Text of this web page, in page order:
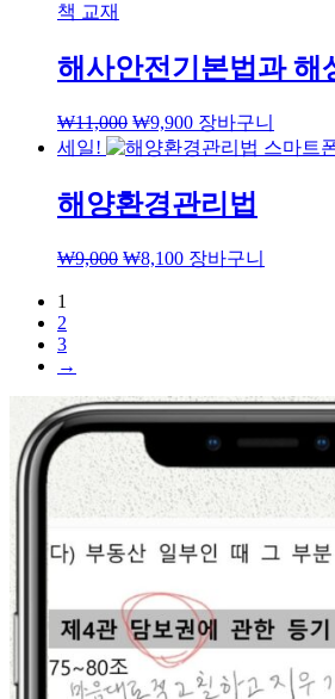
해사안전기본법과 해
₩11,000 ₩9,900 장바구니
세일!
해양환경관리법
₩9,000 ₩8,100 장바구니
1
2
3
→